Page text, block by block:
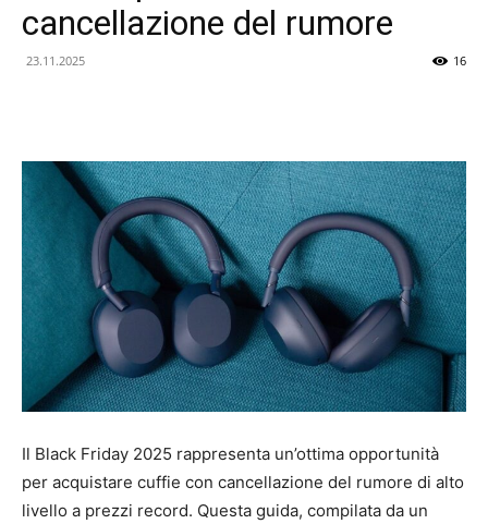
cancellazione del rumore
23.11.2025 16
Il Black Friday 2025 rappresenta un’ottima opportunità
per acquistare cuffie con cancellazione del rumore di alto
livello a prezzi record. Questa guida, compilata da un